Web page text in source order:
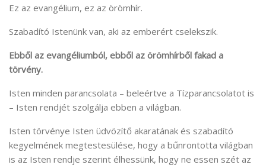
Ez az evangélium, ez az örömhír.
Szabadító Istenünk van, aki az emberért cselekszik.
Ebből az evangéliumból, ebből az örömhírből fakad a
törvény.
Isten minden parancsolata – beleértve a Tízparancsolatot is
– Isten rendjét szolgálja ebben a világban.
Isten törvénye Isten üdvözítő akaratának és szabadító
kegyelmének megtestesülése, hogy a bűnrontotta világban
is az Isten rendje szerint élhessünk, hogy ne essen szét az